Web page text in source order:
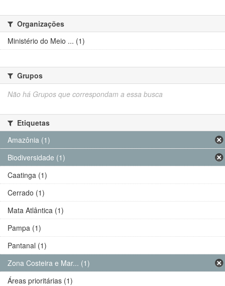
Organizações
Ministério do Meio ... (1)
Grupos
Não há Grupos que correspondam a essa busca
Etiquetas
Amazônia (1)
Biodiversidade (1)
Caatinga (1)
Cerrado (1)
Mata Atlântica (1)
Pampa (1)
Pantanal (1)
Zona Costeira e Mar... (1)
Áreas prioritárias (1)